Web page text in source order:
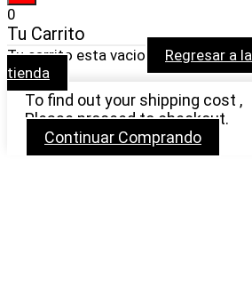
CERRAR
0
Tu Carrito
Tu carrito esta vacio
Regresar a la
tienda
To find out your shipping cost ,
Please proceed to checkout.
Continuar Comprando